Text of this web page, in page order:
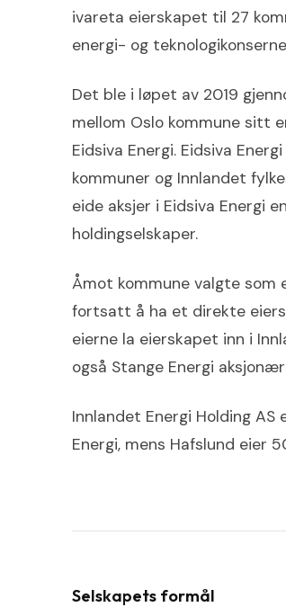
ivareta eierskapet til 27
energi- og
Det ble i løpet av 2019
mellom Oslo kommune sitt
Eidsiva Energi. Eidsiva
kommuner og Innlandet
eide aksjer i Eidsiva Energi
holdingselskaper.
Åmot kommune valgte som
fortsatt å ha et direkte
eierne la eierskapet inn i
også Stange Energi
Innlandet Energi Holding AS
Energi, mens Hafslund eier
Selskapets formål